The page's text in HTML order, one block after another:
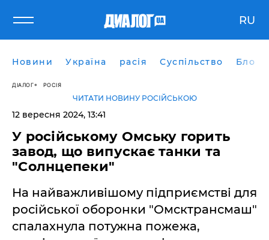
RU
Новини Україна расія Суспільство Блоги
ДІАЛОГ РОСІЯ
ЧИТАТИ НОВИНУ РОСІЙСЬКОЮ
12 вересня 2024, 13:41
У російському Омську горить
завод, що випускає танки та
"Солнцепеки"
На найважливішому підприємстві для
російської оборонки "Омсктрансмаш"
спалахнула потужна пожежа,